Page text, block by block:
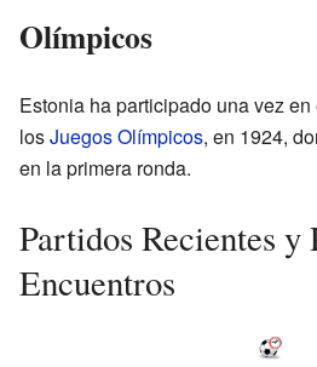
Olímpicos
Estonia ha participado una vez
losJuegos Olímpicos, en 1924,
en la primera ronda.
Partidos Recientes y
Encuentros